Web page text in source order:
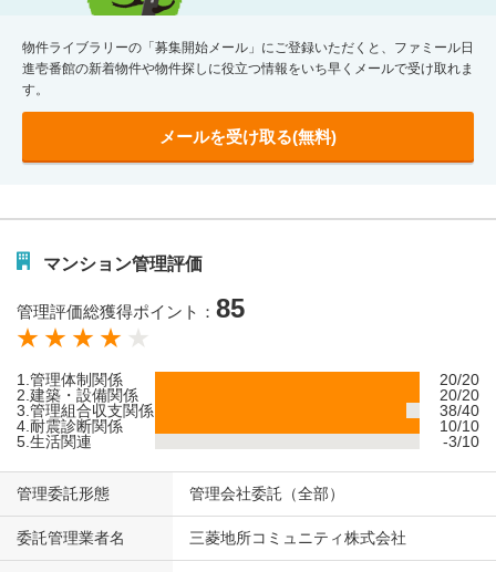
物件ライブラリーの「募集開始メール」にご登録いただくと、ファミール日
進壱番館の新着物件や物件探しに役立つ情報をいち早くメールで受け取れま
す。
メールを受け取る(無料)
マンション管理評価
管理評価総獲得ポイント： 85
1.管理体制関係
20/20
2.建築・設備関係
20/20
3.管理組合収支関係
38/40
4.耐震診断関係
10/10
5.生活関連
-3/10
管理委託形態 管理会社委託（全部）
委託管理業者名 三菱地所コミュニティ株式会社